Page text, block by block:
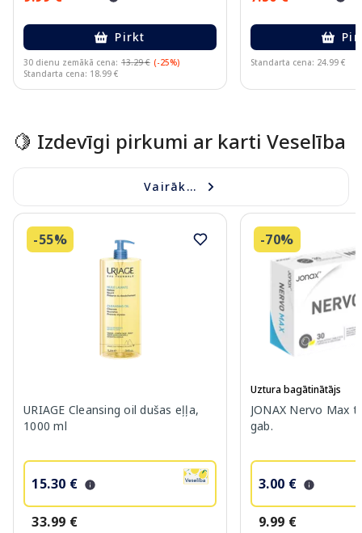
Pirkt
30 dienu zemākā cena: 13.29 € (-25%)
Standarta cena: 18.99 €
Standarta cena: 24.99 €
🍋 Izdevīgi pirkumi ar karti Veselība
Vairāk...
-55%
URIAGE Cleansing oil dušas eļļa,
1000 ml
15.30 €
33.99 €
-70%
Uztura bagātinātājs
JONAX Nervo Max
gab.
3.00 €
9.99 €